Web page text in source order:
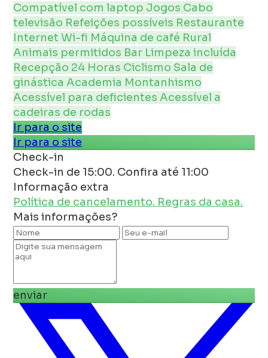
Compatível com laptop Jogos Cabo
televisão Refeições possíveis Restaurante
InternetWi-fi Máquina de café Rural
Animais permitidos Bar Limpeza incluída
Recepção 24 Horas Ciclismo Sala de
ginásticaAcademia Montanhismo
Acessível para deficientesAcessível a
cadeiras de rodas
Ir para o site
Ir para o site
Check-in
Check-in de 15:00. Confira até 11:00
Informação extra
Política de cancelamento. Regras da casa.
Mais informações?
enviar